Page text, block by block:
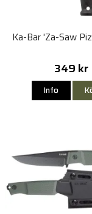
Ka-Bar 'Za-Saw
349 kr
Info